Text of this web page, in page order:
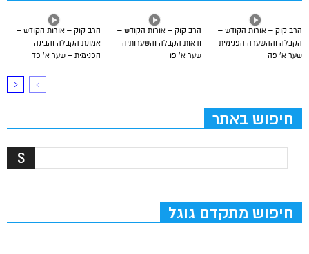
הרב קוק – אורות הקודש –
אמונת הקבלה והבינה
הפנימית – שער א’ פד
הרב קוק – אורות הקודש –
ודאות הקבלה והשערותיה –
שער א’ פו
הרב קוק – אורות הקודש –
הקבלה וההשערה הפנימית –
שער א’ פה
חיפוש באתר
חיפוש מתקדם גוגל